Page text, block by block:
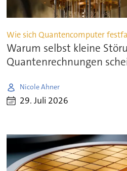
Wie sich Quantencomputer
Warum selbst kleine
Quantenrechnungen
Nicole Ahner
29. Juli 2026